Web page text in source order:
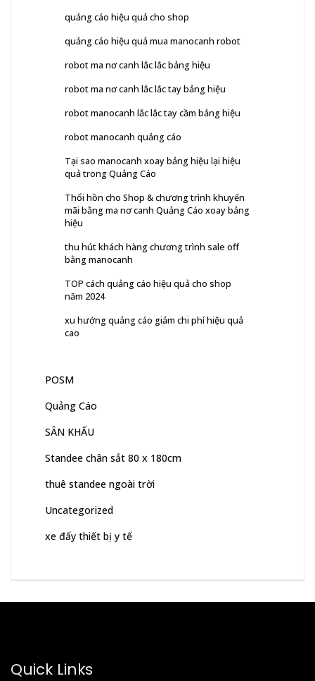
quảng cáo hiệu quả cho shop
quảng cáo hiệu quả mua manocanh robot
robot ma nơ canh lắc lắc bảng hiệu
robot ma nơ canh lắc lắc tay bảng hiệu
robot manocanh lắc lắc tay cầm bảng hiệu
robot manocanh quảng cáo
Tại sao manocanh xoay bảng hiệu lại hiệu
quả trong Quảng Cáo
Thổi hồn cho Shop & chương trình khuyến
mãi bằng ma nơ canh Quảng Cáo xoay bảng
hiệu
thu hút khách hàng chương trình sale off
bằng manocanh
TOP cách quảng cáo hiệu quả cho shop
năm 2024
xu hướng quảng cáo giảm chi phí hiệu quả
cao
POSM
Quảng Cáo
SÂN KHẤU
Standee chân sắt 80 x 180cm
thuê standee ngoài trời
Uncategorized
xe đẩy thiết bị y tế
Quick Links